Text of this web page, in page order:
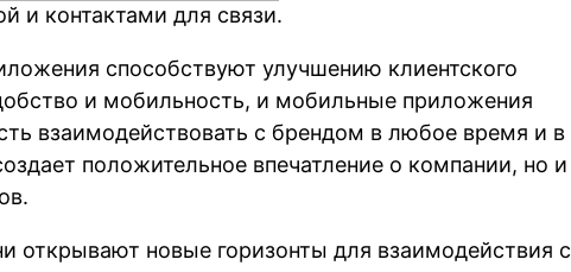
и контактами для связи.
способствуют улучшению клиентского
и мобильность, и мобильные приложения
взаимодействовать с брендом в любое время и в
положительное впечатление о компании, но и
открывают новые горизонты для взаимодействия с